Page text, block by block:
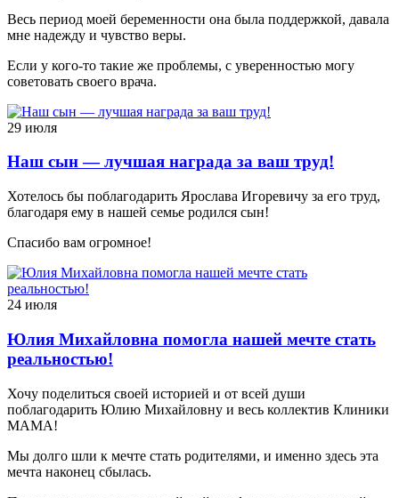
Весь период моей беременности она была поддержкой, давала
мне надежду и чувство веры.
Если у кого-то такие же проблемы, с уверенностью могу
советовать своего врача.
29 июля
Наш сын — лучшая награда за ваш труд!
Хотелось бы поблагодарить Ярослава Игоревичу за его труд,
благодаря ему в нашей семье родился сын!
Спасибо вам огромное!
24 июля
Юлия Михайловна помогла нашей мечте стать
реальностью!
Хочу поделиться своей историей и от всей души
поблагодарить Юлию Михайловну и весь коллектив Клиники
МАМА!
Мы долго шли к мечте стать родителями, и именно здесь эта
мечта наконец сбылась.